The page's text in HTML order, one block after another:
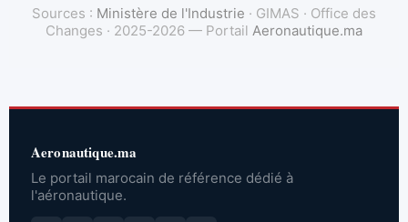
Sources : Ministère de l'Industrie · GIMAS · Office des
Changes · 2025-2026 — Portail Aeronautique.ma
Aeronautique.ma
Le portail marocain de référence dédié à
l'aéronautique.